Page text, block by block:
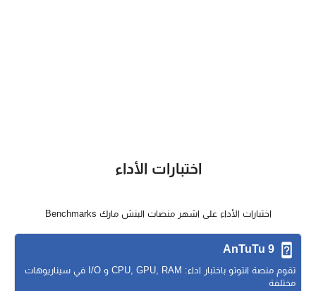
اختبارات الأداء
اختبارات الأداء على اشهر منصات البنش مارك Benchmarks
AnTuTu 9
تقوم منصة انتوتو باختبار اداء: CPU, GPU, RAM و I/O في سيناريوهات
مختلفة